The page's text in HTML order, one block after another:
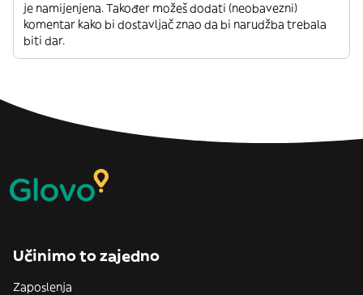
je namijenjena. Također možeš dodati (neobavezni)
komentar kako bi dostavljač znao da bi narudžba trebala
biti dar.
Učinimo to zajedno
Zaposlenja